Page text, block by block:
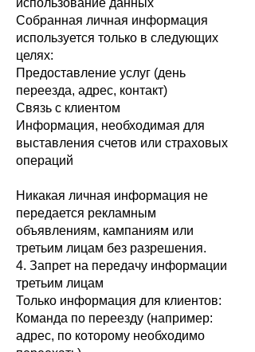
использование данных
Собранная личная информация
используется только в следующих
целях:
Предоставление услуг (день
переезда, адрес, контакт)
Связь с клиентом
Информация, необходимая для
выставления счетов или страховых
операций
Никакая личная информация не
передается рекламным
объявлениям, кампаниям или
третьим лицам без разрешения.
4. Запрет на передачу информации
третьим лицам
Только информация для клиентов:
Команда по переезду (например:
адрес, по которому необходимо